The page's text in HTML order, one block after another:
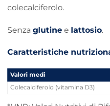
colecalciferolo.
Senza glutine e lattosio.
Caratteristiche
Valori medi
Colecalciferolo (vitamina D3)